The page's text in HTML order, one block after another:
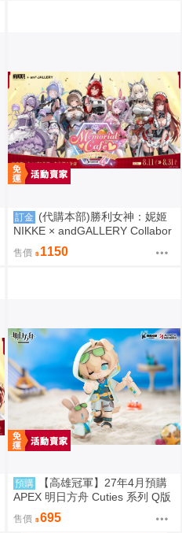
訂金 (代購本部)勝利女神：妮姬
NIKKE × andGALLERY Collabor
ation Café season4 期間數量限
定合作物販 8.27結單
售價 1150
預購
【高雄冠軍】27年4月預購
APEX 明日方舟 Cuties 系列 Q版
龍舌蘭 免訂金1002
售價 695